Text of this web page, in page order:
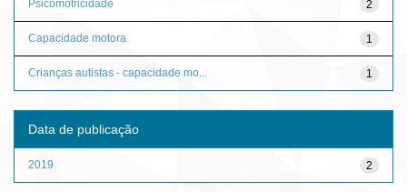
2
Psicomotricidade
1
Capacidade motora
1
Crianças autistas - capacidade mo...
Data de publicação
2
2019